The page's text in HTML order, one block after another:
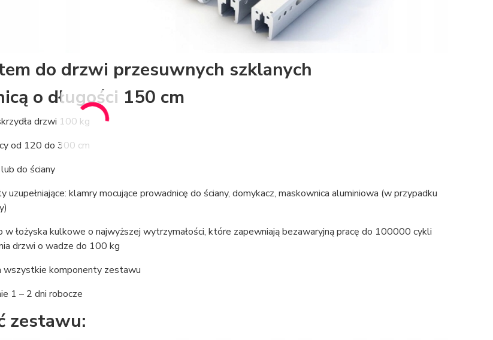
do drzwi przesuwnych szklanych
o długości 150 cm
drzwi 100 kg
od 120 do 300 cm
do ściany
klamry mocujące prowadnicę do ściany, domykacz, maskownica aluminiowa (w przypadku
w łożyska kulkowe o najwyższej wytrzymałości, które zapewniają bezawaryjną pracę do 100000 cykli
drzwi o wadze do 100 kg
wszystkie komponenty zestawu
1 – 2 dni robocze
zestawu: